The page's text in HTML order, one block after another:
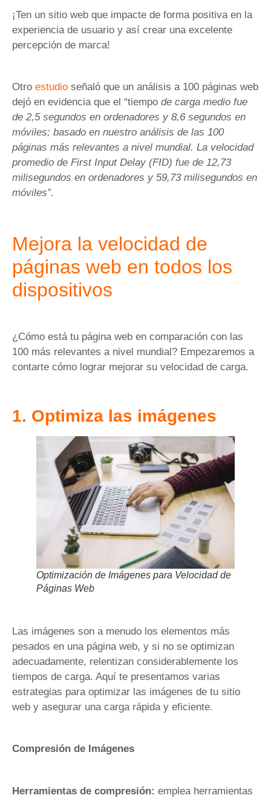
¡Ten un sitio web que impacte de forma positiva en la
experiencia de usuario y así crear una excelente
percepción de marca!
Otro estudio señaló que un análisis a 100 páginas web
dejó en evidencia que el “tiempo de carga medio fue
de 2,5 segundos en ordenadores y 8,6 segundos en
móviles; basado en nuestro análisis de las 100
páginas más relevantes a nivel mundial. La velocidad
promedio de First Input Delay (FID) fue de 12,73
milisegundos en ordenadores y 59,73 milisegundos en
móviles”.
Mejora la velocidad de
páginas web en todos los
dispositivos
¿Cómo está tu página web en comparación con las
100 más relevantes a nivel mundial? Empezaremos a
contarte cómo lograr mejorar su velocidad de carga.
1. Optimiza las imágenes
Optimización de Imágenes para Velocidad de
Páginas Web
Las imágenes son a menudo los elementos más
pesados en una página web, y si no se optimizan
adecuadamente, relentizan considerablemente los
tiempos de carga. Aquí te presentamos varias
estrategias para optimizar las imágenes de tu sitio
web y asegurar una carga rápida y eficiente.
Compresión de Imágenes
Herramientas de compresión: emplea herramientas